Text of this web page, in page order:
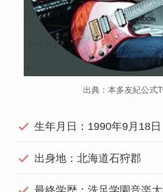
出典：本多友紀公式
生年月日：1990年9月18日
出身地：北海道石狩郡